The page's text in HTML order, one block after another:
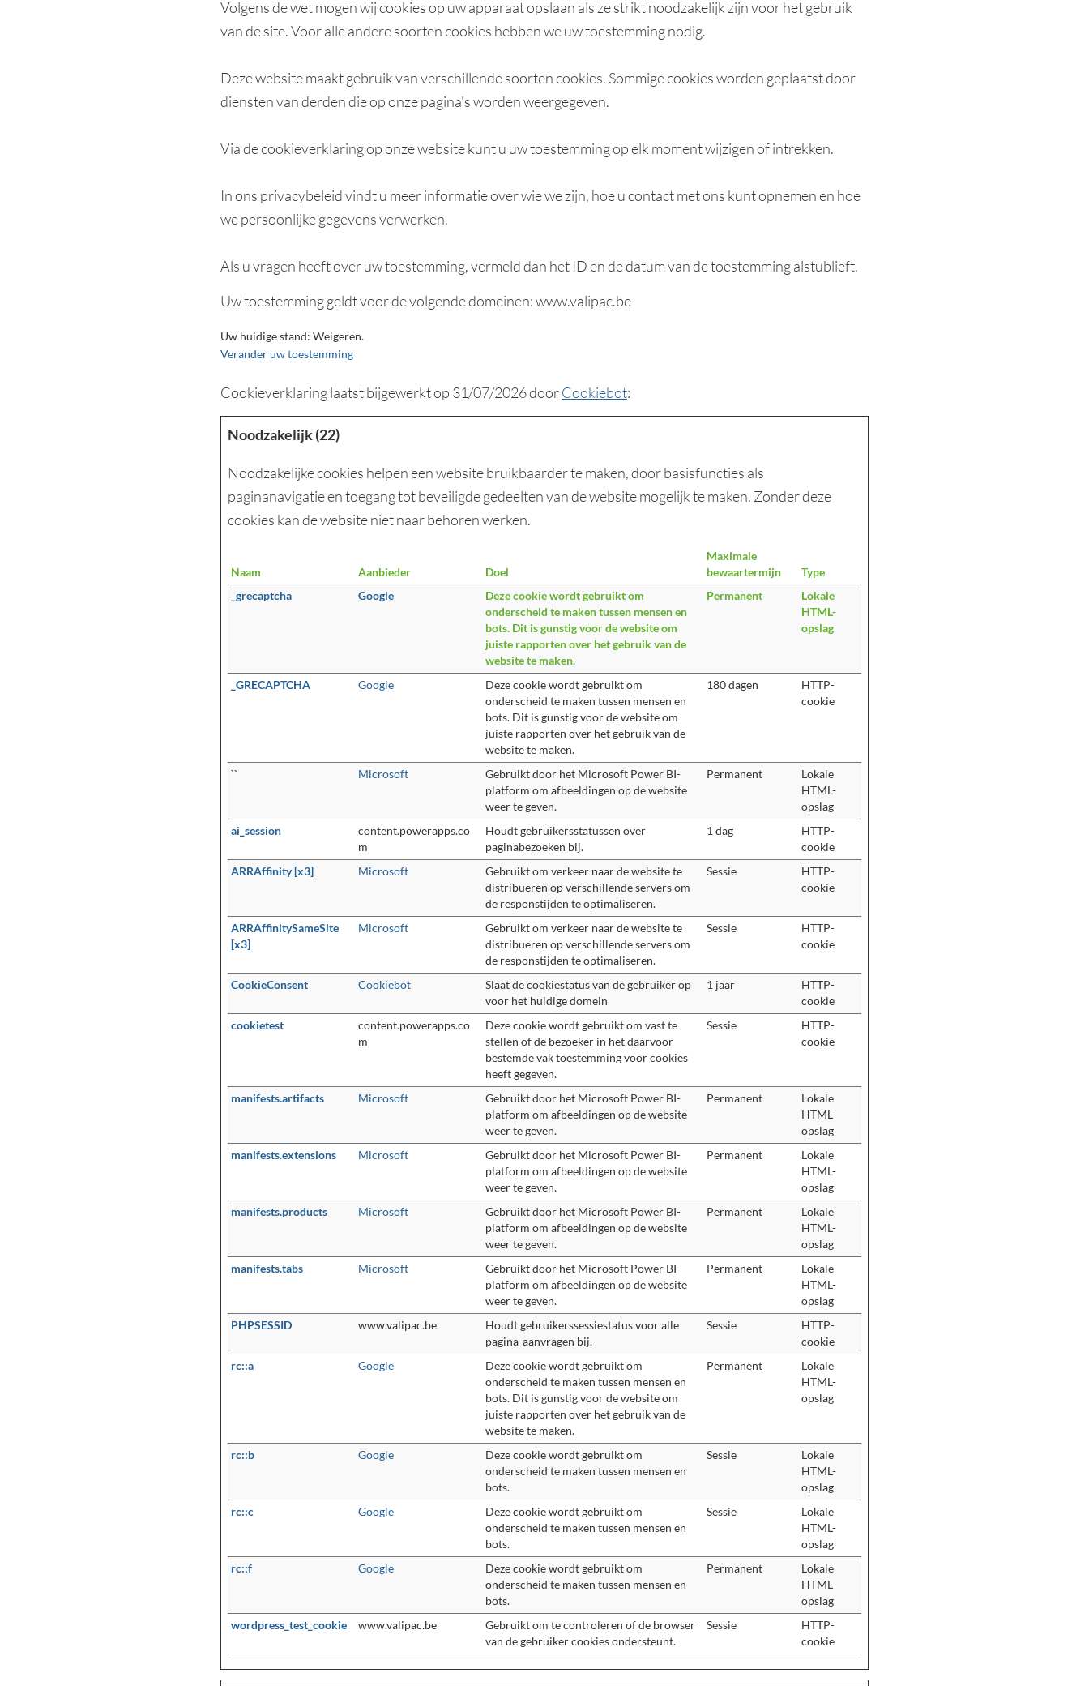
Volgens de wet mogen wij cookies op uw apparaat opslaan als ze strikt noodzakelijk zijn voor het gebruik
van de site. Voor alle andere soorten cookies hebben we uw toestemming nodig.
Deze website maakt gebruik van verschillende soorten cookies. Sommige cookies worden geplaatst door
diensten van derden die op onze pagina's worden weergegeven.
Via de cookieverklaring op onze website kunt u uw toestemming op elk moment wijzigen of intrekken.
In ons privacybeleid vindt u meer informatie over wie we zijn, hoe u contact met ons kunt opnemen en hoe
we persoonlijke gegevens verwerken.
Als u vragen heeft over uw toestemming, vermeld dan het ID en de datum van de toestemming alstublieft.
Uw toestemming geldt voor de volgende domeinen: www.valipac.be
Uw huidige stand: Weigeren.
Verander uw toestemming
Cookieverklaring laatst bijgewerkt op 31/07/2026 doorCookiebot:
Noodzakelijk (22)
Noodzakelijke cookies helpen een website bruikbaarder te maken, door basisfuncties als
paginanavigatie en toegang tot beveiligde gedeelten van de website mogelijk te maken. Zonder deze
cookies kan de website niet naar behoren werken.
Naam Aanbieder Doel
Maximale
bewaartermijn
Type
_grecaptcha
Google
Deze cookie wordt gebruikt om
onderscheid te maken tussen mensen en
bots. Dit is gunstig voor de website om
juiste rapporten over het gebruik van de
website te maken.
Permanent
Lokale
HTML-
opslag
_GRECAPTCHA Google
Deze cookie wordt gebruikt om
onderscheid te maken tussen mensen en
bots. Dit is gunstig voor de website om
juiste rapporten over het gebruik van de
website te maken.
180 dagen
HTTP-
cookie
`` Microsoft
Gebruikt door het Microsoft Power BI-
platform om afbeeldingen op de website
weer te geven.
Permanent
Lokale
HTML-
opslag
ai_session
content.powerapps.co
m
Houdt gebruikersstatussen over
paginabezoeken bij.
1 dag
HTTP-
cookie
ARRAffinity [x3]
Microsoft
Gebruikt om verkeer naar de website te
distribueren op verschillende servers om
de responstijden te optimaliseren.
Sessie
HTTP-
cookie
ARRAffinitySameSite
[x3]
Microsoft
Gebruikt om verkeer naar de website te
distribueren op verschillende servers om
de responstijden te optimaliseren.
Sessie
HTTP-
cookie
CookieConsent Cookiebot
Slaat de cookiestatus van de gebruiker op
voor het huidige domein
1 jaar
HTTP-
cookie
cookietest
content.powerapps.co
m
Deze cookie wordt gebruikt om vast te
stellen of de bezoeker in het daarvoor
bestemde vak toestemming voor cookies
heeft gegeven.
Sessie
HTTP-
cookie
manifests.artifacts Microsoft
Gebruikt door het Microsoft Power BI-
platform om afbeeldingen op de website
weer te geven.
Permanent
Lokale
HTML-
opslag
manifests.extensions
Microsoft
Gebruikt door het Microsoft Power BI-
platform om afbeeldingen op de website
weer te geven.
Permanent
Lokale
HTML-
opslag
manifests.products
Microsoft
Gebruikt door het Microsoft Power BI-
platform om afbeeldingen op de website
weer te geven.
Permanent
Lokale
HTML-
opslag
manifests.tabs
Microsoft
Gebruikt door het Microsoft Power BI-
platform om afbeeldingen op de website
weer te geven.
Permanent
Lokale
HTML-
opslag
PHPSESSID
www.valipac.be
Houdt gebruikerssessiestatus voor alle
pagina-aanvragen bij.
Sessie
HTTP-
cookie
rc::a
Google
Deze cookie wordt gebruikt om
onderscheid te maken tussen mensen en
bots. Dit is gunstig voor de website om
juiste rapporten over het gebruik van de
website te maken.
Permanent
Lokale
HTML-
opslag
rc::b Google
Deze cookie wordt gebruikt om
onderscheid te maken tussen mensen en
bots.
Sessie
Lokale
HTML-
opslag
rc::c
Google
Deze cookie wordt gebruikt om
onderscheid te maken tussen mensen en
bots.
Sessie
Lokale
HTML-
opslag
rc::f
Google
Deze cookie wordt gebruikt om
onderscheid te maken tussen mensen en
bots.
Permanent
Lokale
HTML-
opslag
wordpress_test_cookie
www.valipac.be
Gebruikt om te controleren of de browser
van de gebruiker cookies ondersteunt.
Sessie
HTTP-
cookie